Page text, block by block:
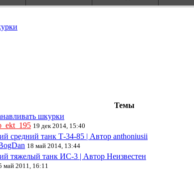
Темы
шкурки
19 дек 2014, 15:40
средний танк Т-34-85 | Автор anthoniusii
18 май 2014, 13:44
тяжелый танк ИС-3 | Автор Неизвестен
май 2011, 16:11